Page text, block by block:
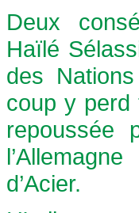
Deux
Haïlé
des
coup y perd
repoussée
d’Acier.